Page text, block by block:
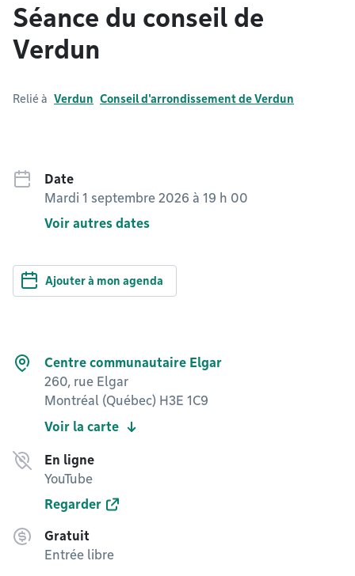
Séance du conseil de
Verdun
Relié à Verdun Conseil d'arrondissement de Verdun
Date
Mardi 1 septembre 2026 à 19 h 00
Voir autres dates
Ajouter à mon agenda
Centre communautaire Elgar
260, rue Elgar
Montréal (Québec) H3E 1C9
Voir la carte
En ligne
YouTube
Regarder
Gratuit
Entrée libre